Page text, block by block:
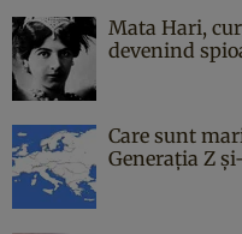
Mata Hari,
devenind
Care sunt
Generația Z